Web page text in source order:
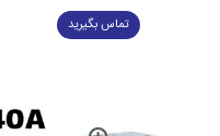
تماس بگیرید